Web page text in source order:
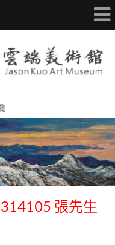
鑑賞、收藏 -
張先生